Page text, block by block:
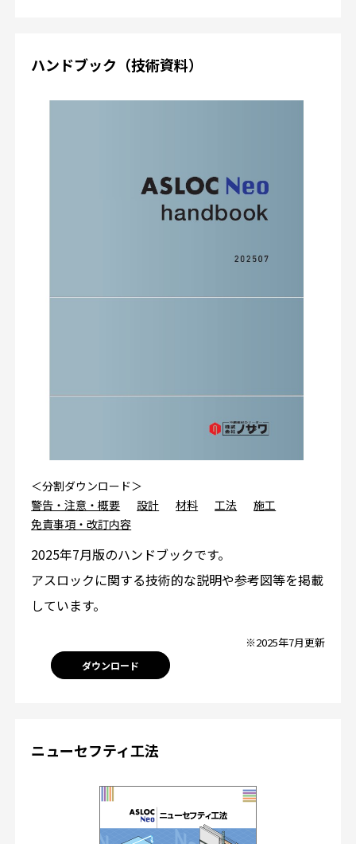
ハンドブック（技術資料）
＜分割ダウンロード＞
警告・注意・概要
設計 材料 工法
施工
免責事項・改訂内容
2025年7月版のハンドブックです。
アスロックに関する技術的な説明や参考図等を掲載
しています。
※2025年7月更新
ダウンロード
ニューセフティ工法